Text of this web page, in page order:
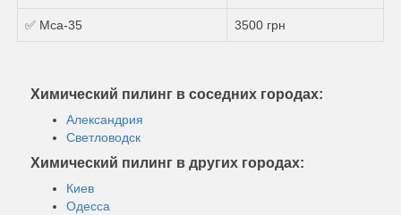
✅ Mса-35 3500 грн
Химический пилинг в соседних городах:
Александрия
Светловодск
Химический пилинг в других городах:
Киев
Одесса